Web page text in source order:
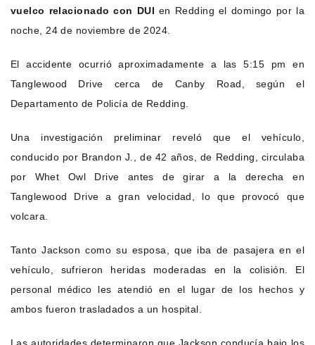
vuelco relacionado con DUI en Redding el domingo por la
noche, 24 de noviembre de 2024.
El accidente ocurrió aproximadamente a las 5:15 pm en
Tanglewood Drive cerca de Canby Road, según el
Departamento de Policía de Redding.
Una investigación preliminar reveló que el vehículo,
conducido por Brandon J., de 42 años, de Redding, circulaba
por Whet Owl Drive antes de girar a la derecha en
Tanglewood Drive a gran velocidad, lo que provocó que
volcara.
Tanto Jackson como su esposa, que iba de pasajera en el
vehículo, sufrieron heridas moderadas en la colisión. El
personal médico les atendió en el lugar de los hechos y
ambos fueron trasladados a un hospital.